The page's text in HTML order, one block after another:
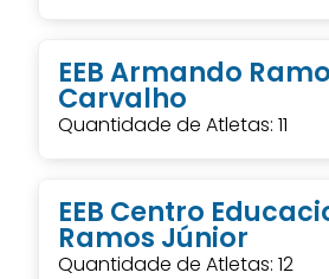
EEB Armando
Carvalho
Quantidade de Atletas: 11
EEB Centro
Ramos Júnior
Quantidade de Atletas: 12